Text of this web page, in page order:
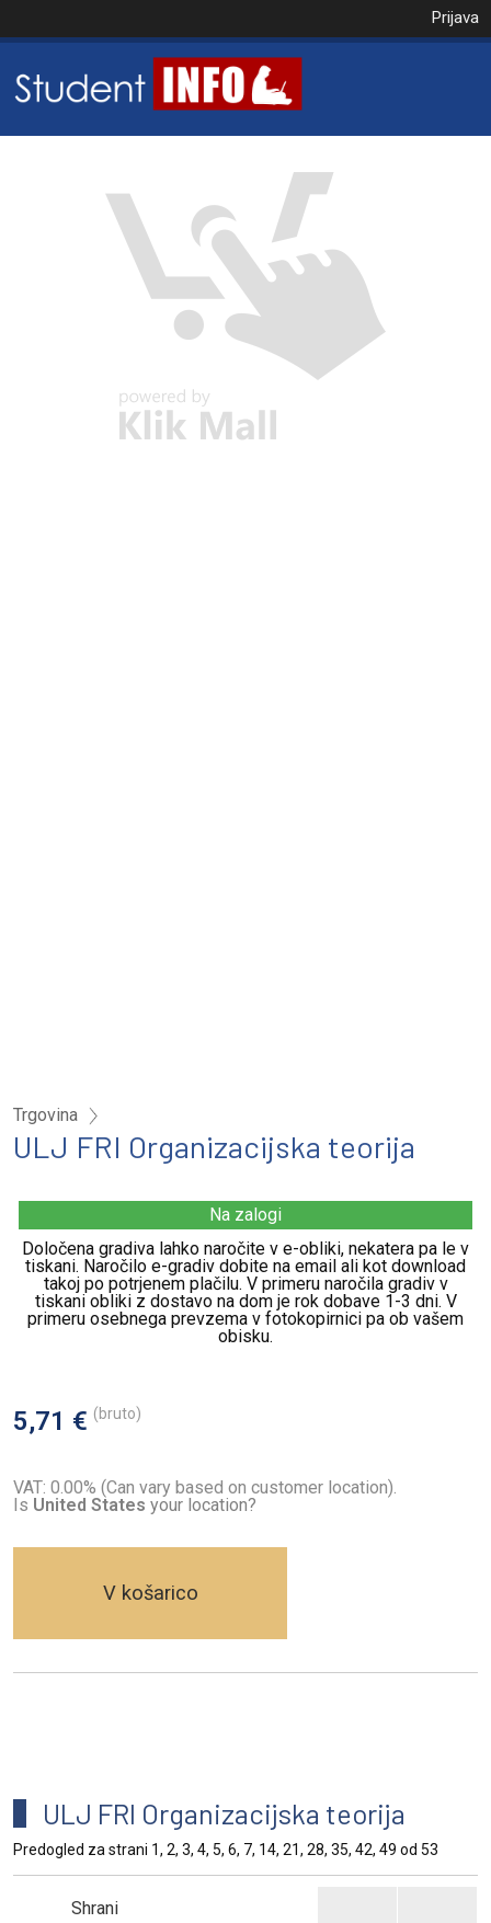
Prijava
VAŠA KOŠARICA JE
Trgovina
ULJ FRI Organizacijska teorija
Na zalogi
Določena gradiva lahko naročite v e-obliki, nekatera pa le v
tiskani. Naročilo e-gradiv dobite na email ali kot download
takoj po potrjenem plačilu. V primeru naročila gradiv v
tiskani obliki z dostavo na dom je rok dobave 1-3 dni. V
primeru osebnega prevzema v fotokopirnici pa ob vašem
obisku.
5,71 € (bruto)
VAT: 0.00% (Can vary based on customer location).
Is United States your location?
V košarico
ULJ FRI Organizacijska teorija
Predogled za strani 1, 2, 3, 4, 5, 6, 7, 14, 21, 28, 35, 42, 49 od 53
Shrani